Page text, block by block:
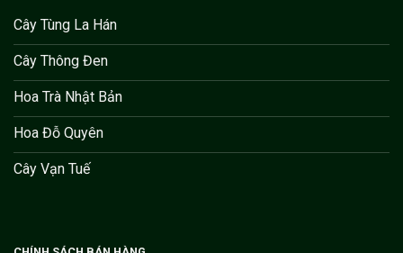
Cây Tùng La Hán
Cây Thông Đen
Hoa Trà Nhật Bản
Hoa Đỗ Quyên
Cây Vạn Tuế